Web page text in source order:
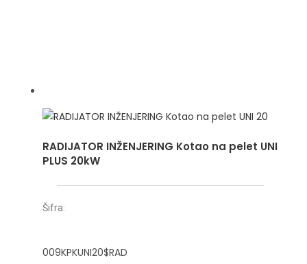
RADIJATOR INŽENJERING Kotao na pelet UNI
PLUS 20kW
Šifra:
009KPKUNI20$RAD